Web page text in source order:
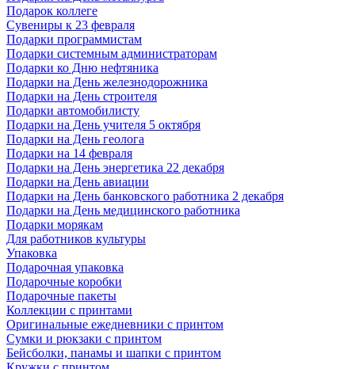
Подарок коллеге
Сувениры к 23 февраля
Подарки программистам
Подарки системным администраторам
Подарки ко Дню нефтяника
Подарки на День железнодорожника
Подарки на День строителя
Подарки автомобилисту
Подарки на День учителя 5 октября
Подарки на День геолога
Подарки на 14 февраля
Подарки на День энергетика 22 декабря
Подарки на День авиации
Подарки на День банковского работника 2 декабря
Подарки на День медицинского работника
Подарки морякам
Для работников культуры
Упаковка
Подарочная упаковка
Подарочные коробки
Подарочные пакеты
Коллекции с принтами
Оригинальные ежедневники с принтом
Сумки и рюкзаки с принтом
Бейсболки, панамы и шапки с принтом